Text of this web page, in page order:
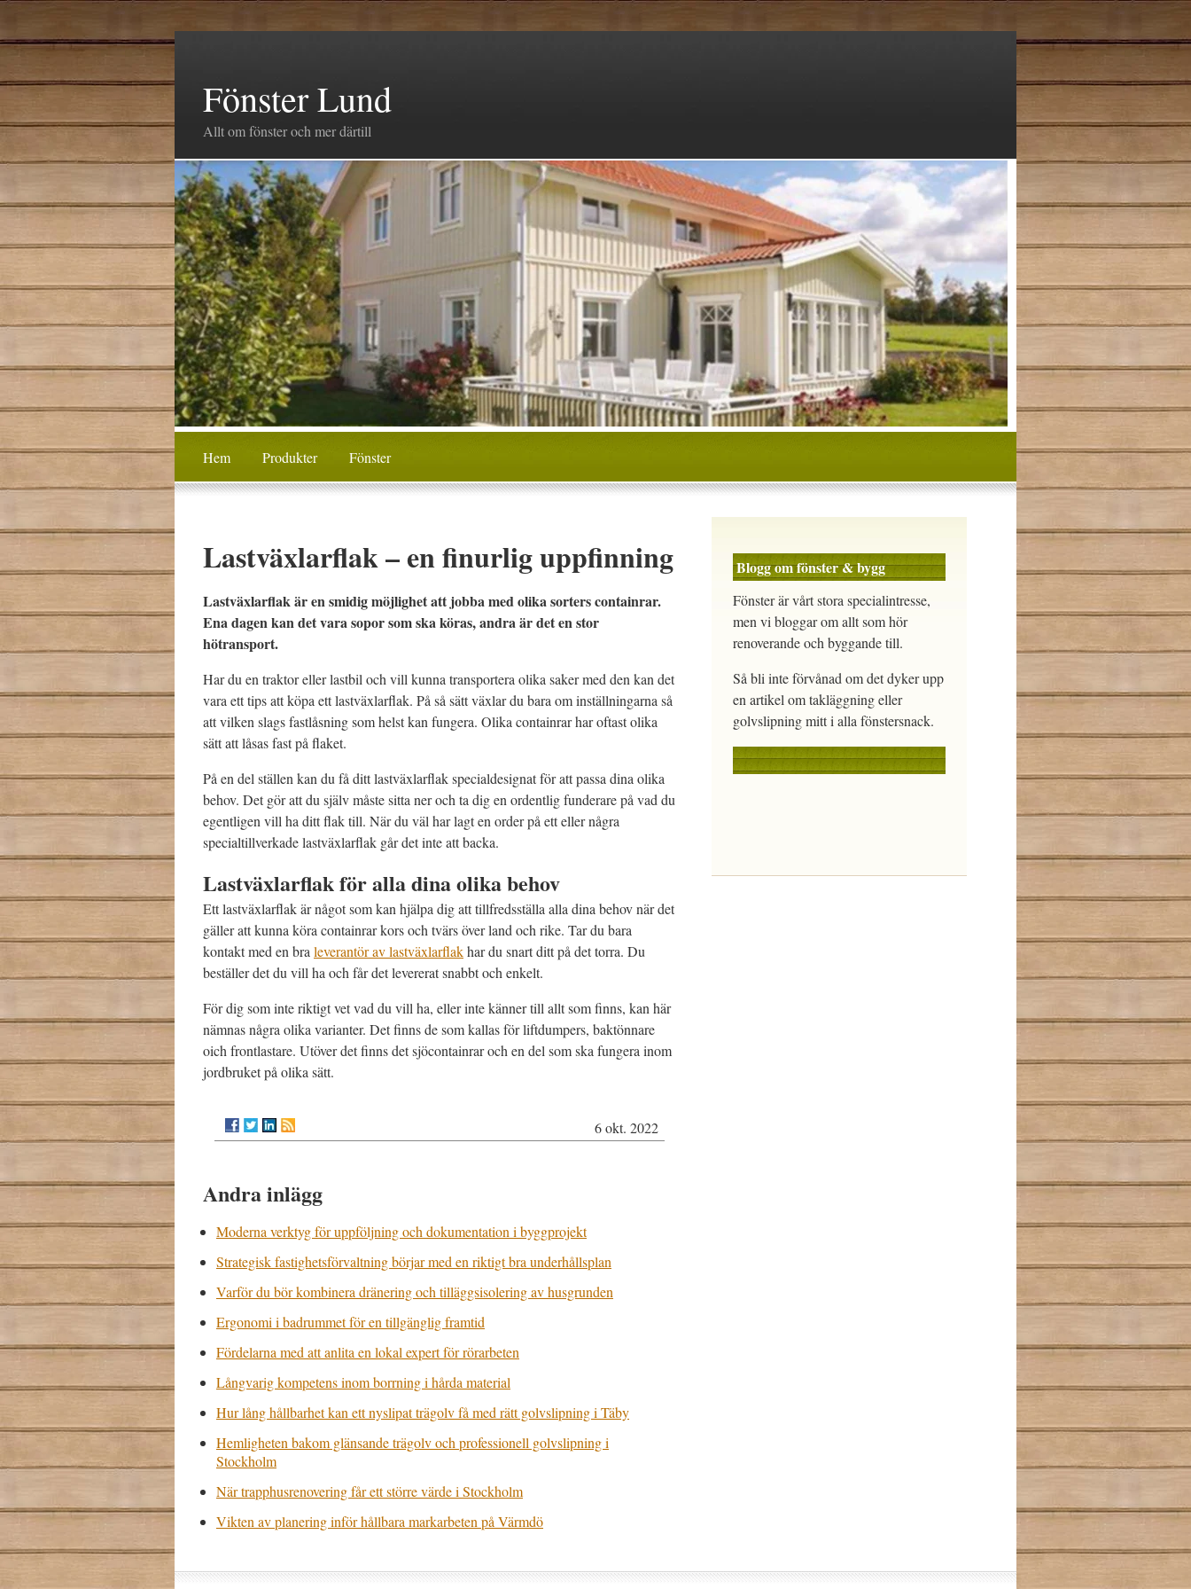
Fönster Lund
Allt om fönster och mer därtill
Hem Produkter Fönster
Lastväxlarflak – en finurlig uppfinning
Lastväxlarflak är en smidig möjlighet att jobba med olika sorters containrar.
Ena dagen kan det vara sopor som ska köras, andra är det en stor
hötransport.
Har du en traktor eller lastbil och vill kunna transportera olika saker med den kan det
vara ett tips att köpa ett lastväxlarflak. På så sätt växlar du bara om inställningarna så
att vilken slags fastlåsning som helst kan fungera. Olika containrar har oftast olika
sätt att låsas fast på flaket.
På en del ställen kan du få ditt lastväxlarflak specialdesignat för att passa dina olika
behov. Det gör att du själv måste sitta ner och ta dig en ordentlig funderare på vad du
egentligen vill ha ditt flak till. När du väl har lagt en order på ett eller några
specialtillverkade lastväxlarflak går det inte att backa.
Lastväxlarflak för alla dina olika behov
Ett lastväxlarflak är något som kan hjälpa dig att tillfredsställa alla dina behov när det
gäller att kunna köra containrar kors och tvärs över land och rike. Tar du bara
kontakt med en bra leverantör av lastväxlarflakhar du snart ditt på det torra. Du
beställer det du vill ha och får det levererat snabbt och enkelt.
För dig som inte riktigt vet vad du vill ha, eller inte känner till allt som finns, kan här
nämnas några olika varianter. Det finns de som kallas för liftdumpers, baktönnare
oich frontlastare. Utöver det finns det sjöcontainrar och en del som ska fungera inom
jordbruket på olika sätt.
6 okt. 2022
Andra inlägg
Moderna verktyg för uppföljning och dokumentation i byggprojekt
Strategisk fastighetsförvaltning börjar med en riktigt bra underhållsplan
Varför du bör kombinera dränering och tilläggsisolering av husgrunden
Ergonomi i badrummet för en tillgänglig framtid
Fördelarna med att anlita en lokal expert för rörarbeten
Långvarig kompetens inom borrning i hårda material
Hur lång hållbarhet kan ett nyslipat trägolv få med rätt golvslipning i Täby
Hemligheten bakom glänsande trägolv och professionell golvslipning i
Stockholm
När trapphusrenovering får ett större värde i Stockholm
Vikten av planering inför hållbara markarbeten på Värmdö
Blogg om fönster & bygg
Fönster är vårt stora specialintresse,
men vi bloggar om allt som hör
renoverande och byggande till.
Så bli inte förvånad om det dyker upp
en artikel om takläggning eller
golvslipning mitt i alla fönstersnack.